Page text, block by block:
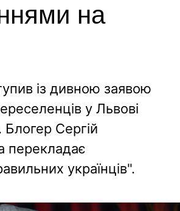
на
із дивною заявою
у Львові
Блогер Сергій
перекладає
українців".